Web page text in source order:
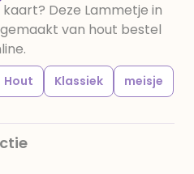
Deze Lammetje in
van hout bestel
Hout Klassiek meisje